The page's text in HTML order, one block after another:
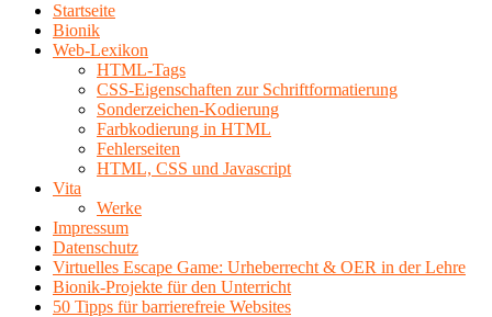
Startseite
Bionik
Web-Lexikon
HTML-Tags
CSS-Eigenschaften zur Schriftformatierung
Sonderzeichen-Kodierung
Farbkodierung in HTML
Fehlerseiten
HTML, CSS und Javascript
Vita
Werke
Impressum
Datenschutz
Virtuelles Escape Game: Urheberrecht & OER in der Lehre
Bionik-Projekte für den Unterricht
50 Tipps für barrierefreie Websites